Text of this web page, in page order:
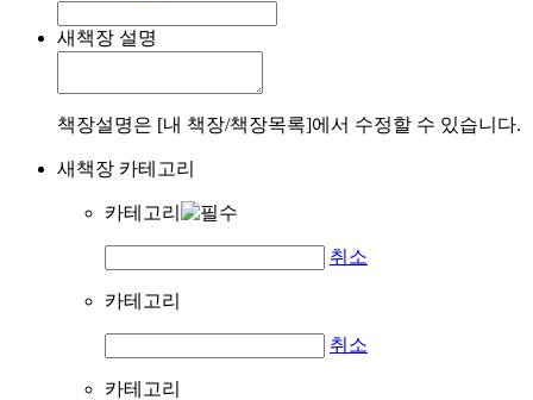
새책장 설명
책장설명은 [내 책장/책장목록]에서 수정할 수 있습니다.
새책장 카테고리
카테고리
취소
카테고리
취소
카테고리